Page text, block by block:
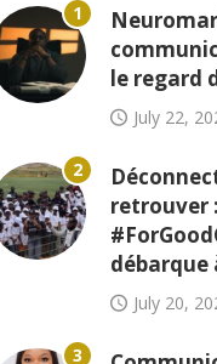
1
le regard
July 22,
2
retrouver
débarque
July 20,
3